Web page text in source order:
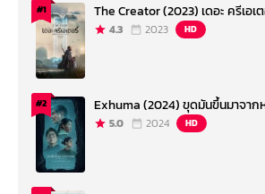
#1 The Creator (2023) เดอะ ครีเอเ
4.3 2023 HD
#2 Exhuma (2024) ขุดมันขึ้นมาจาก
5.0 2024 HD